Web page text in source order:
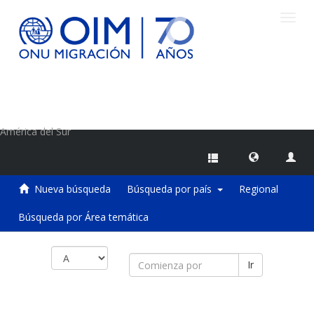
América del Sur
Nueva búsqueda Búsqueda por país Regional
Búsqueda por Área temática
Ir